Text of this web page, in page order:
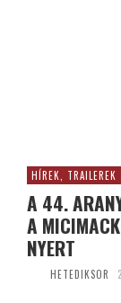
HÍREK, TRAILEREK
A 44.
A
NYERT
HETEDIKSOR